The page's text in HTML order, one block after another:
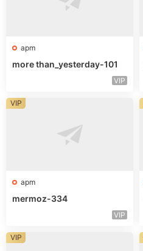
apm
more than_yesterday-101
VIP
apm
mermoz-334
VIP
VIP
VIP